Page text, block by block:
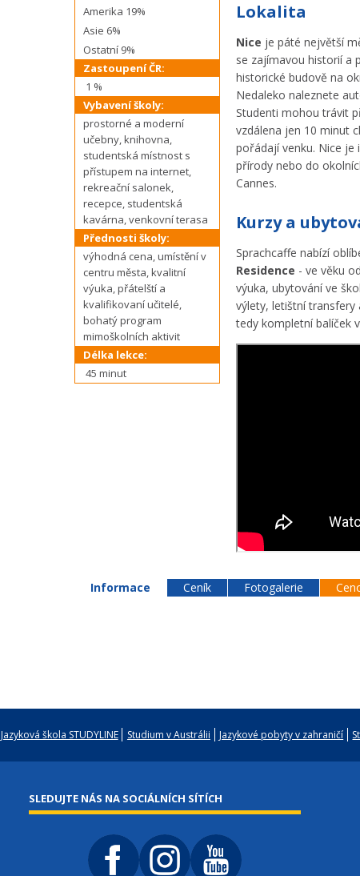
Amerika 19%
Asie 6%
Ostatní 9%
Zastoupení ČR:
1 %
Vybavení školy:
prostorné a moderní
učebny, knihovna,
studentská místnost s
přístupem na internet,
rekreační salonek,
recepce, studentská
kavárna, venkovní terasa
Přednosti školy:
výhodná cena, umístění v
centru města, kvalitní
výuka, přátelští a
kvalifikovaní učitelé,
bohatý program
mimoškolních aktivit
Délka lekce:
45 minut
Lokalita
Nice je páté největší
se zajímavou historií a
historické budově na
Nedaleko naleznete
Studenti mohou trávit
vzdálena jen 10 minut
pořádají venku. Nice je
přírody nebo do
Cannes.
Kurzy a
Sprachcaffe nabízí
Residence - ve věku
výuka, ubytování ve
výlety, letištní transfery
tedy kompletní balíček
Informace Ceník Fotogalerie
Jazyková škola STUDYLINE Studium v Austrálii Jazykové pobyty v zahraničí
SLEDUJTE NÁS NA SOCIÁLNÍCH SÍTÍCH